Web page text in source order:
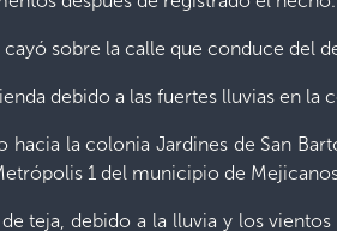
sobre la calle que conduce del
debido a las fuertes lluvias en la
la colonia Jardines de San
1 del municipio de
teja, debido a la lluvia y los